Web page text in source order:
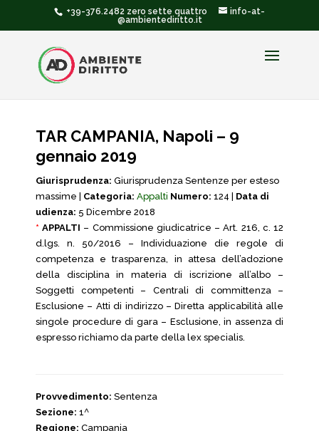
+39-376.2482 zero sette quattro
info-at-
@ambientediritto.it
TAR CAMPANIA, Napoli – 9
gennaio 2019
Giurisprudenza: Giurisprudenza Sentenze per esteso
massime | Categoria: Appalti Numero: 124 | Data di
udienza: 5 Dicembre 2018
*APPALTI – Commissione giudicatrice – Art. 216, c. 12
d.lgs. n. 50/2016 – Individuazione die regole di
competenza e trasparenza, in attesa dell’adozione
della disciplina in materia di iscrizione all’albo –
Soggetti competenti – Centrali di committenza –
Esclusione – Atti di indirizzo – Diretta applicabilità alle
singole procedure di gara – Esclusione, in assenza di
espresso richiamo da parte della lex specialis.
Provvedimento: Sentenza
Sezione: 1^
Regione: Campania